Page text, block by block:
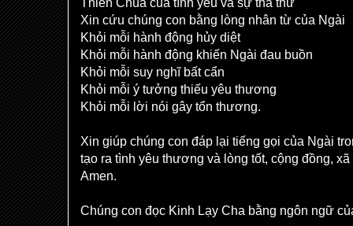
Thiên Chúa của tình yêu và sự tha thứ
Xin cứu chúng con bằng lòng nhân từ của Ngài
Khỏi mỗi hành động hủy diệt
Khỏi mỗi hành động khiến Ngài đau buồn
Khỏi mỗi suy nghĩ bất cẩn
Khỏi mỗi ý tưởng thiếu yêu thương
Khỏi mỗi lời nói gây tổn thương.
Xin giúp chúng con đáp lại tiếng gọi của Ngài
tạo ra tình yêu thương và lòng tốt, cộng đồng,
Amen.
Chúng con đọc Kinh Lạy Cha bằng ngôn ngữ